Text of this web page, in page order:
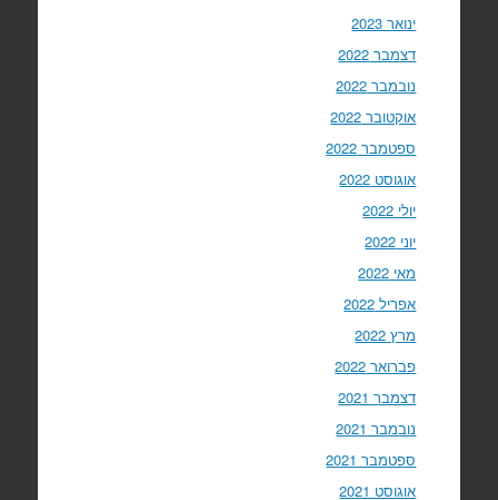
ינואר 2023
דצמבר 2022
נובמבר 2022
אוקטובר 2022
ספטמבר 2022
אוגוסט 2022
יולי 2022
יוני 2022
מאי 2022
אפריל 2022
מרץ 2022
פברואר 2022
דצמבר 2021
נובמבר 2021
ספטמבר 2021
אוגוסט 2021